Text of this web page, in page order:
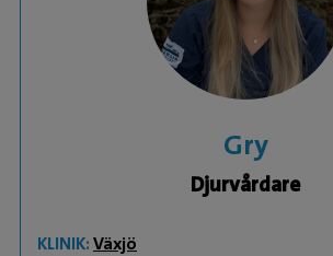
Gry
Djurvårdare
KLINIK:Växjö